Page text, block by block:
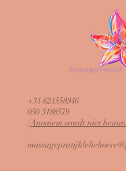
+31 621558946
050 3188579
​(Anoniem wordt niet